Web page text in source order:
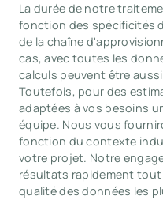
La durée de notre
fonction des spécificités
de la chaîne
cas, avec toutes les
calculs peuvent être
Toutefois, pour des
adaptées à vos besoins
équipe. Nous vous
fonction du contexte
votre projet. Notre
résultats rapidement
qualité des données les